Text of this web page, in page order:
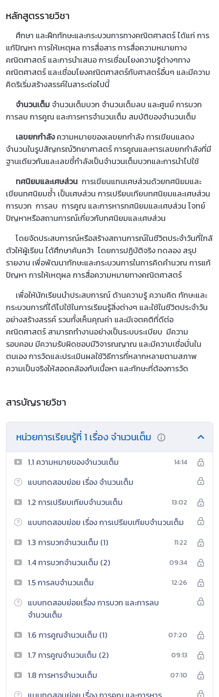
หลักสูตรรายวิชา
ศึกษา และฝึกทักษะและกระบวนการทางคณิตศาสตร์ ได้แก่ การ
แก้ปัญหา การให้เหตุผล การสื่อสาร การสื่อความหมายทาง
คณิตศาสตร์ และการนำเสนอ การเชื่อมโยงความรู้ต่างๆทาง
คณิตศาสตร์ และเชื่อมโยงคณิตศาสตร์กับศาสตร์อื่นๆ และมีความ
คิดริเริ่มสร้างสรรค์ในสาระต่อไปนี้
จำนวนเต็มจำนวนเต็มบวก จำนวนเต็มลบ และศูนย์ การบวก
การลบ การคูณ และการหารจำนวนเต็ม สมบัติของจำนวนเต็ม
เลขยกกำลังความหมายของเลขยกกำลัง การเขียนแสดง
จำนวนในรูปสัญกรณ์วิทยาศาสตร์ การคูณและหารเลขยกกำลังที่มี
ฐานเดียวกันและเลขชี้กำลังเป็นจำนวนเต็มบวกและการนำไปใช้
ทศนิยมและเศษส่วน การเขียนแทนเศษส่วนด้วยทศนิยมและ
เขียนทศนิยมซ้ำ เป็นเศษส่วน การเปรียบเทียบทศนิยมและเศษส่วน
การบวก การลบ การคูณ และการหารทศนิยมและเศษส่วน โจทย์
ปัญหาหรือสถานการณ์เกี่ยวกับทศนิยมและเศษส่วน
โดยจัดประสบการณ์หรือสร้างสถานการณ์ในชีวิตประจำวันที่ใกล้
ตัวให้ผู้เรียน ได้ศึกษาค้นคว้า โดยการปฏิบัติจริง ทดลอง สรุป
รายงาน เพื่อพัฒนาทักษะและกระบวนการในการคิดคำนวณ การแก้
ปัญหา การให้เหตุผล การสื่อความหมายทางคณิตศาสตร์
เพื่อให้นักเรียนนำประสบการณ์ ด้านความรู้ ความคิด ทักษะและ
กระบวนการที่ได้ไปใช้ในการเรียนรู้สิ่งต่างๆ และใช้ในชีวิตประจำวัน
อย่างสร้างสรรค์ รวมทั้งเห็นคุณค่า และมีเจตคติที่ดีต่อ
คณิตศาสตร์ สามารถทำงานอย่างเป็นระบบระเบียบ มีความ
รอบคอบ มีความรับผิดชอบมีวิจารณญาณ และมีความเชื่อมั่นใน
ตนเอง การวัดและประเมินผลใช้วิธีการที่หลากหลายตามสภาพ
ความเป็นจริงให้สอดคล้องกับเนื้อหา และทักษะที่ต้องการวัด
สารบัญรายวิชา
หน่วยการเรียนรู้ที่ 1 เรื่อง จำนวนเต็ม
1.1 ความหมายของจำนวนเต็ม 14:14
แบบทดสอบย่อย เรื่อง จำนวนเต็ม
1.2 การเปรียบเทียบจำนวนเต็ม
13:02
แบบทดสอบย่อย เรื่อง การเปรียบเทียบจำนวนเต็ม
1.3 การบวกจำนวนเต็ม (1)
11:22
1.4 การบวกจำนวนเต็ม (2) 09:34
1.5 การลบจำนวนเต็ม 12:26
แบบทดสอบย่อยเรื่อง การบวก และการลบ
จำนวนเต็ม
1.6 การคูณจำนวนเต็ม (1)
07:20
1.7 การคูณจำนวนเต็ม (2) 09:13
1.8 การหารจำนวนเต็ม 07:10